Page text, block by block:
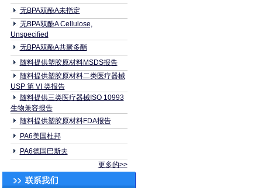
无BPA双酚A未指定
无BPA双酚A Cellulose,
Unspecified
无BPA双酚A共聚多酯
随料提供塑胶原材料MSDS报告
随料提供塑胶原材料二类医疗器械
USP 第 VI 类报告
随料提供三类医疗器械ISO 10993
生物兼容报告
随料提供塑胶原材料FDA报告
PA6美国杜邦
PA6德国巴斯夫
更多的>>